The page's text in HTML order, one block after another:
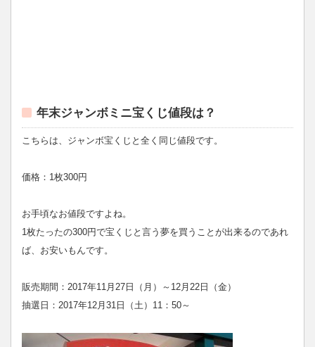
年末ジャンボミニ宝くじ値段は？
こちらは、ジャンボ宝くじと全く同じ値段です。
価格：1枚300円
お手頃なお値段ですよね。
1枚たったの300円で宝くじと言う夢を買うことが出来るのであれ
ば、お安いもんです。
販売期間：2017年11月27日（月）～12月22日（金）
抽選日：2017年12月31日（土）11：50～